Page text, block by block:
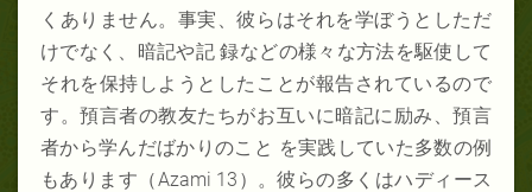
くありません。事実、彼らはそれを学ぼうとしただ
けでなく、暗記や記 録などの様々な方法を駆使して
それを保持しようとしたことが報告されているので
す。預言者の教友たちがお互いに暗記に励み、預言
者から学んだばかりのこと を実践していた多数の例
もあります（Azami 13）。彼らの多くはハディース